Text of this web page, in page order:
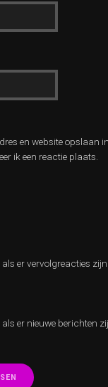
en website opslaan
ik een reactie plaats.
er vervolgreacties zijn.
er nieuwe berichten